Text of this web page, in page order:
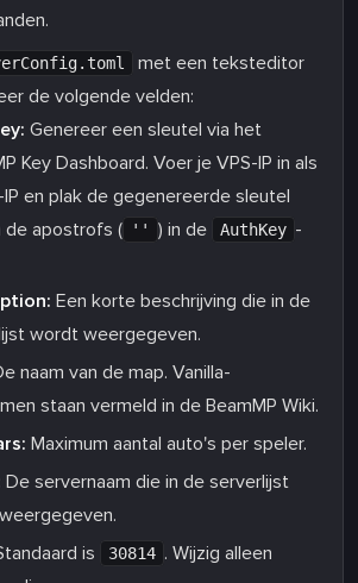
met een teksteditor
de volgende velden:
Genereer een sleutel via het
Key Dashboard. Voer je VPS-IP in als
en plak de gegenereerde sleutel
de apostrofs (
'' ) in de AuthKey -
Een korte beschrijving die in de
wordt weergegeven.
naam van de map. Vanilla-
staan vermeld in de BeamMP Wiki.
Maximum aantal auto's per speler.
De servernaam die in de serverlijst
is 30814 . Wijzig alleen